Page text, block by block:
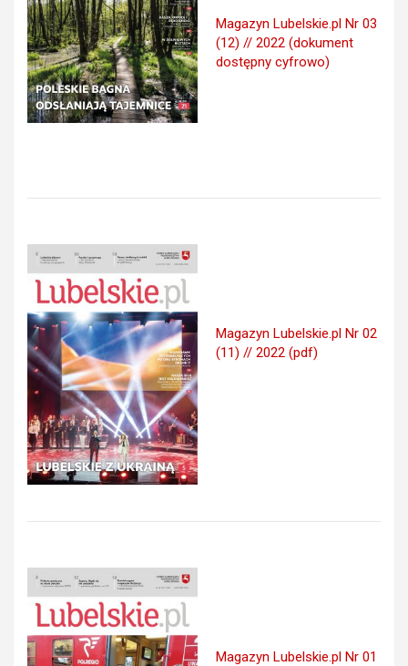
Magazyn Lubelskie.pl Nr 03
(12) // 2022 (dokument
dostępny cyfrowo)
Magazyn Lubelskie.pl Nr 02
(11) // 2022 (pdf)
Magazyn Lubelskie.pl Nr 01